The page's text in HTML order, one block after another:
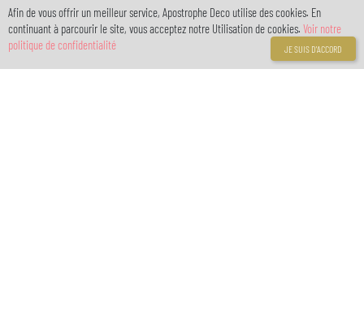
Horaire d'ouverture :
Nous vous accueillons du lundi au samedi de 9h30 à 12h30 et de 13h30 à 18h30
05 63 03 26 65
Afin de vous offrir un meilleur service, Apostrophe Deco utilise des cookies. En
continuant à parcourir le site, vous acceptez notre Utilisation de cookies. Voir notre
politique de confidentialité
JE SUIS D'ACCORD